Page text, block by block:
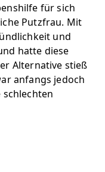
für sich
Putzfrau. Mit
und
hatte diese
Alternative stieß
anfangs jedoch
schlechten